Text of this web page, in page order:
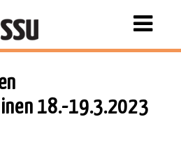
Näytä
18.-19.3.2023